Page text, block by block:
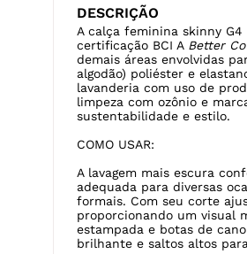
DESCRIÇÃO
A calça feminina skinny G4
certificação BCI A Better
demais áreas envolvidas
algodão) poliéster e
lavanderia com uso de
limpeza com ozônio e
sustentabilidade e estilo.
COMO USAR:
A lavagem mais escura
adequada para diversas
formais. Com seu corte
proporcionando um visual
estampada e botas de
brilhante e saltos altos